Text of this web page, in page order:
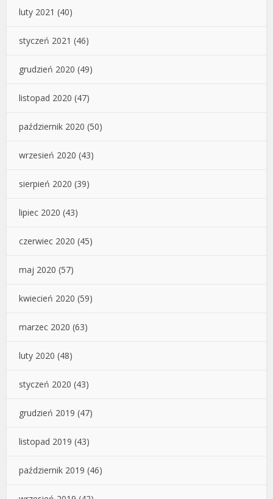
luty 2021 (40)
styczeń 2021 (46)
grudzień 2020 (49)
listopad 2020 (47)
październik 2020 (50)
wrzesień 2020 (43)
sierpień 2020 (39)
lipiec 2020 (43)
czerwiec 2020 (45)
maj 2020 (57)
kwiecień 2020 (59)
marzec 2020 (63)
luty 2020 (48)
styczeń 2020 (43)
grudzień 2019 (47)
listopad 2019 (43)
październik 2019 (46)